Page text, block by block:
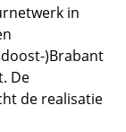
in
)Brabant
De
de realisatie